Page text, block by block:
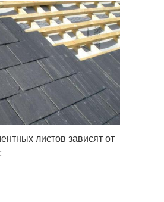
листов зависят от